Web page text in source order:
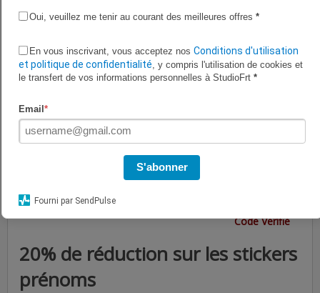
Voir le code
70% de réduction supplémentaire sur tout les Stickers carrelages.
20%
DE REMISE
Code Vérifié
20% de réduction sur les stickers
prénoms
Oui, veuillez me tenir au courant des meilleures offres *
En vous inscrivant, vous acceptez nos Conditions d'utilisation
et politique de confidentialité , y compris l'utilisation de cookies et
le transfert de vos informations personnelles à StudioFrt *
Email*
S'abonner
Fourni par SendPulse